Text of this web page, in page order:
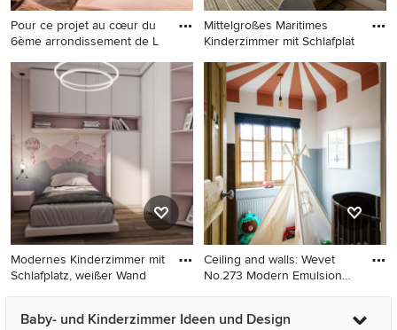
Pour ce projet au cœur du
6ème arrondissement de L
Mittelgroßes, Neutrales
Modernes Jugendzimmer mit
Wandfarbe und hellem
Holzboden in Lyon
Mittelgroßes Maritimes
Kinderzimmer mit Schlafplat
Mittelgroßes Maritimes
Kinderzimmer mit
Schlafplatz, beiger
Wandfarbe, Laminat und
Tapetenwänden in Bilbao
Modernes Kinderzimmer mit
Schlafplatz, weißer Wand
Modernes Kinderzimmer mit
Schlafplatz, weißer
Ceiling and walls: Wevet
No.273 Modern Emulsion
Modernes Kinderzimmer in
Frankfurt am Main
Baby- und Kinderzimmer Ideen und Design